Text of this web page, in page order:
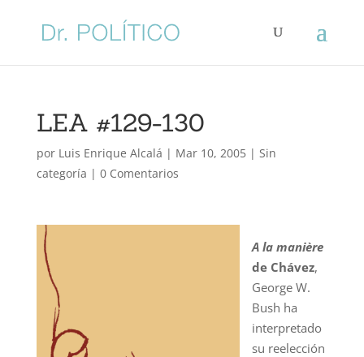
LEA #129-130
por Luis Enrique Alcalá | Mar 10, 2005| Sin
categoría | 0 Comentarios
A la manière
de Chávez,
George W.
Bush ha
interpretado
su reelección